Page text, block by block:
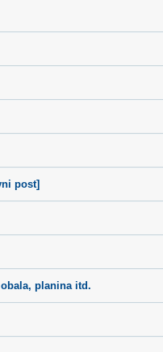
post]
planina itd.